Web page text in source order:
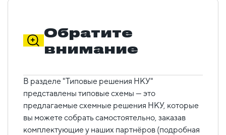
Обратите
внимание
В разделе "Типовые решения НКУ"
представлены типовые схемы — это
предлагаемые схемные решения НКУ, которые
вы можете собрать самостоятельно, заказав
комплектующие у наших партнёров (подробная